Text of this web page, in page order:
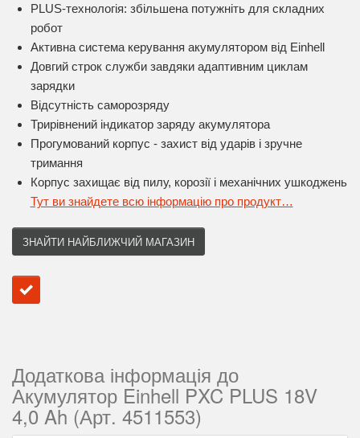
PLUS-технологія: збільшена потужніть для складних
робот
Активна система керування акумулятором від Einhell
Довгий строк служби завдяки адаптивним циклам
зарядки
Відсутність саморозряду
Трирівнений індикатор заряду акумулятора
Прогумований корпус - захист від ударів і зручне
тримання
Корпус захищає від пилу, корозії і механічних ушкоджень
Тут ви знайдете всю інформацію про продукт…
ЗНАЙТИ НАЙБЛИЖЧИЙ МАГАЗИН
Додаткова інформація до
Акумулятор Einhell PXC PLUS 18V
4,0 Ah (Арт. 4511553)